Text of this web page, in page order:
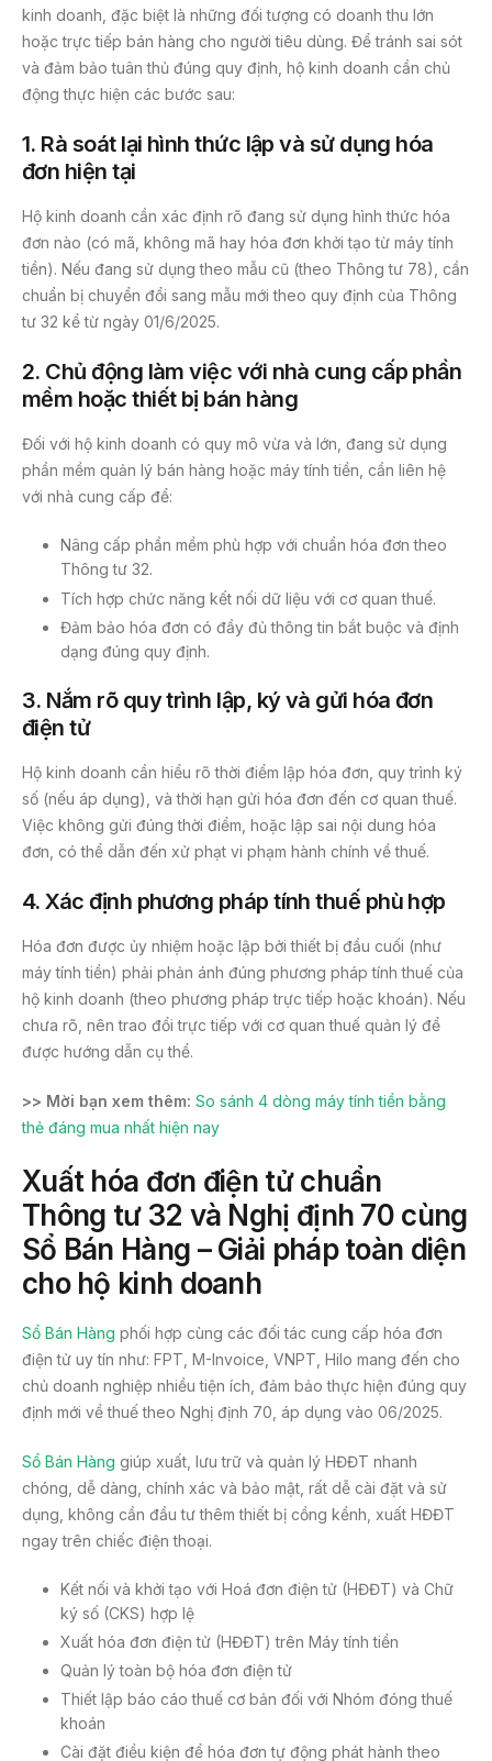
kinh doanh, đặc biệt là những đối tượng có doanh thu lớn
hoặc trực tiếp bán hàng cho người tiêu dùng. Để tránh sai sót
và đảm bảo tuân thủ đúng quy định, hộ kinh doanh cần chủ
động thực hiện các bước sau:
1. Rà soát lại hình thức lập và sử dụng hóa
đơn hiện tại
Hộ kinh doanh cần xác định rõ đang sử dụng hình thức hóa
đơn nào (có mã, không mã hay hóa đơn khởi tạo từ máy tính
tiền). Nếu đang sử dụng theo mẫu cũ (theo Thông tư 78), cần
chuẩn bị chuyển đổi sang mẫu mới theo quy định của Thông
tư 32 kể từ ngày 01/6/2025.
2. Chủ động làm việc với nhà cung cấp phần
mềm hoặc thiết bị bán hàng
Đối với hộ kinh doanh có quy mô vừa và lớn, đang sử dụng
phần mềm quản lý bán hàng hoặc máy tính tiền, cần liên hệ
với nhà cung cấp để:
Nâng cấp phần mềm phù hợp với chuẩn hóa đơn theo
Thông tư 32.
Tích hợp chức năng kết nối dữ liệu với cơ quan thuế.
Đảm bảo hóa đơn có đầy đủ thông tin bắt buộc và định
dạng đúng quy định.
3. Nắm rõ quy trình lập, ký và gửi hóa đơn
điện tử
Hộ kinh doanh cần hiểu rõ thời điểm lập hóa đơn, quy trình ký
số (nếu áp dụng), và thời hạn gửi hóa đơn đến cơ quan thuế.
Việc không gửi đúng thời điểm, hoặc lập sai nội dung hóa
đơn, có thể dẫn đến xử phạt vi phạm hành chính về thuế.
4.Xác định phương pháp tính thuế phù hợp
Hóa đơn được ủy nhiệm hoặc lập bởi thiết bị đầu cuối (như
máy tính tiền) phải phản ánh đúng phương pháp tính thuế của
hộ kinh doanh (theo phương pháp trực tiếp hoặc khoán). Nếu
chưa rõ, nên trao đổi trực tiếp với cơ quan thuế quản lý để
được hướng dẫn cụ thể.
>> Mời bạn xem thêm: So sánh 4 dòng máy tính tiền bằng
thẻ đáng mua nhất hiện nay
Xuất hóa đơn điện tử chuẩn
Thông tư 32 và Nghị định 70 cùng
Sổ Bán Hàng – Giải pháp toàn diện
cho hộ kinh doanh
Sổ Bán Hàng phối hợp cùng các đối tác cung cấp hóa đơn
điện tử uy tín như: FPT, M-Invoice, VNPT, Hilo mang đến cho
chủ doanh nghiệp nhiều tiện ích, đảm bảo thực hiện đúng quy
định mới về thuế theo Nghị định 70, áp dụng vào 06/2025.
Sổ Bán Hàng giúp xuất, lưu trữ và quản lý HĐĐT nhanh
chóng, dễ dàng, chính xác và bảo mật, rất dễ cài đặt và sử
dụng, không cần đầu tư thêm thiết bị cồng kềnh, xuất HĐĐT
ngay trên chiếc điện thoại.
Kết nối và khởi tạo với Hoá đơn điện tử (HĐĐT) và Chữ
ký số (CKS) hợp lệ
Xuất hóa đơn điện tử (HĐĐT) trên Máy tính tiền
Quản lý toàn bộ hóa đơn điện tử
Thiết lập báo cáo thuế cơ bản đối với Nhóm đóng thuế
khoán
Cài đặt điều kiện để hóa đơn tự động phát hành theo